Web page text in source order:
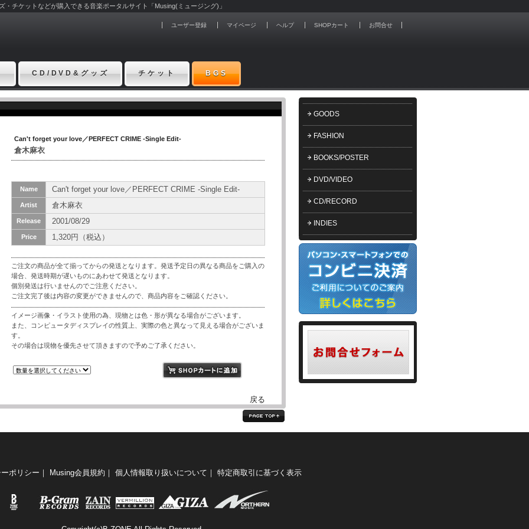
チケットなどが購入できる音楽ポータルサイト「Musing(ミュージング)」
ユーザー登録 マイページ ヘルプ SHOPカート お問合せ
CD/DVD&グッズ チケット BGS
GOODS
FASHION
BOOKS/POSTER
DVD/VIDEO
CD/RECORD
INDIES
Can't forget your love／PERFECT CRIME -Single Edit-
倉木麻衣
Name Can't forget your love／PERFECT CRIME -Single Edit-
Artist 倉木麻衣
Release 2001/08/29
Price 1,320円（税込）
ご注文の商品が全て揃ってからの発送となります。発送予定日の異なる商品をご購入の
場合、発送時期が遅いものにあわせて発送となります。
個別発送は行いませんのでご注意ください。
ご注文完了後は内容の変更ができませんので、商品内容をご確認ください。
イメージ画像・イラスト使用の為、現物とは色・形が異なる場合がございます。
また、コンピュータディスプレイの性質上、実際の色と異なって見える場合がございま
す。
その場合は現物を優先させて頂きますので予めご了承ください。
戻る
ポリシー ｜ Musing会員規約 ｜ 個人情報取り扱いについて ｜ 特定商取引に基づく表示